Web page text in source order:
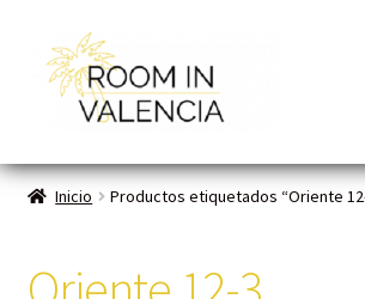
Inicio
Cómo funciona
Inicio Productos etiquetados “Oriente